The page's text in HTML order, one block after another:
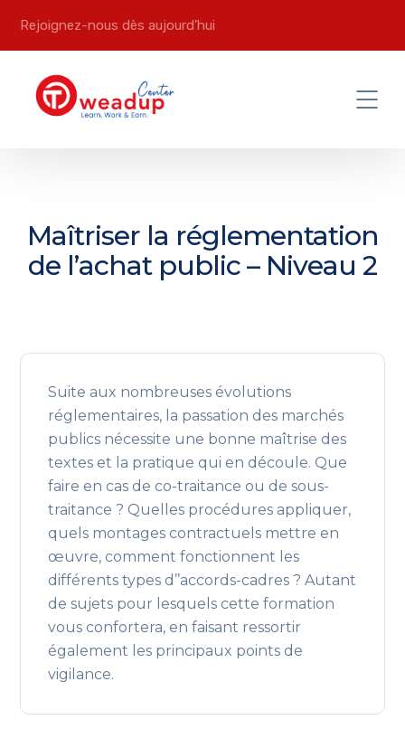
Rejoignez-nous dès aujourd’hui
Maîtriser la réglementation
de l’achat public – Niveau 2
Suite aux nombreuses évolutions
réglementaires, la passation des marchés
publics nécessite une bonne maîtrise des
textes et la pratique qui en découle. Que
faire en cas de co-traitance ou de sous-
traitance ? Quelles procédures appliquer,
quels montages contractuels mettre en
œuvre, comment fonctionnent les
différents types d’’accords-cadres ? Autant
de sujets pour lesquels cette formation
vous confortera, en faisant ressortir
également les principaux points de
vigilance.